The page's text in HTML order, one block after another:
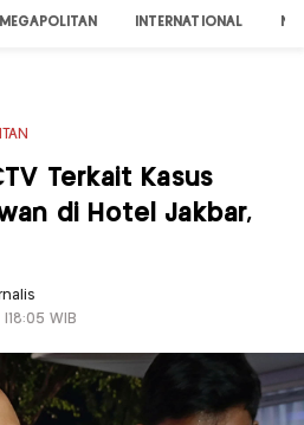
MEGAPOLITAN INTERNATIONAL
Terkait Kasus
di Hotel Jakbar,
WIB